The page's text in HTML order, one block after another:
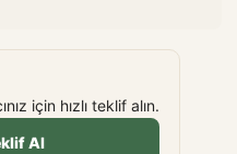
için hızlı teklif alın.
Al